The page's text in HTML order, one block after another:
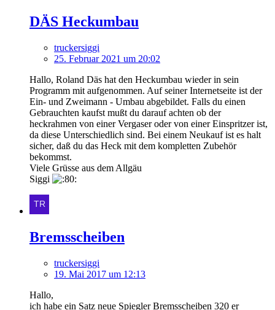
DÄS Heckumbau
truckersiggi
25. Februar 2021 um 20:02
Hallo, Roland Däs hat den Heckumbau wieder in sein
Programm mit aufgenommen. Auf seiner Internetseite ist der
Ein- und Zweimann - Umbau abgebildet. Falls du einen
Gebrauchten kaufst mußt du darauf achten ob der
heckrahmen von einer Vergaser oder von einer Einspritzer ist,
da diese Unterschiedlich sind. Bei einem Neukauf ist es halt
sicher, daß du das Heck mit dem kompletten Zubehör
bekommst.
Viele Grüsse aus dem Allgäu
Siggi
Bremsscheiben
truckersiggi
19. Mai 2017 um 12:13
Hallo,
ich habe ein Satz neue Spiegler Bremsscheiben 320 er